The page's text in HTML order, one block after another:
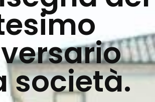
società.